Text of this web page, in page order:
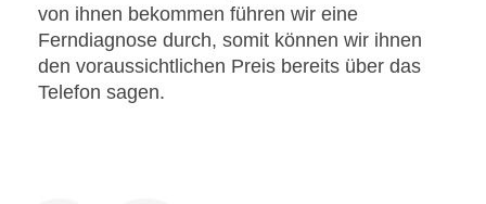
von ihnen bekommen führen wir eine
Ferndiagnose durch, somit können wir ihnen
den voraussichtlichen Preis bereits über das
Telefon sagen.